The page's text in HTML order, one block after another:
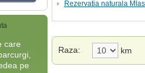
care
pe
Rezervatia naturala
Raza: km